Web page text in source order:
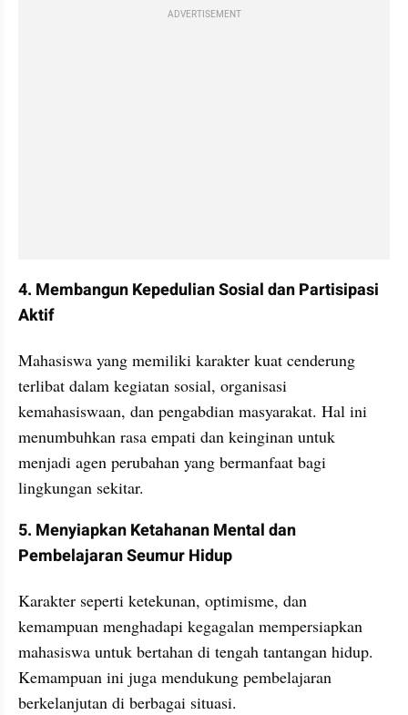
ADVERTISEMENT
4. Membangun Kepedulian Sosial dan Partisipasi
Aktif
Mahasiswa yang memiliki karakter kuat cenderung
terlibat dalam kegiatan sosial, organisasi
kemahasiswaan, dan pengabdian masyarakat. Hal ini
menumbuhkan rasa empati dan keinginan untuk
menjadi agen perubahan yang bermanfaat bagi
lingkungan sekitar.
5. Menyiapkan Ketahanan Mental dan
Pembelajaran Seumur Hidup
Karakter seperti ketekunan, optimisme, dan
kemampuan menghadapi kegagalan mempersiapkan
mahasiswa untuk bertahan di tengah tantangan hidup.
Kemampuan ini juga mendukung pembelajaran
berkelanjutan di berbagai situasi.